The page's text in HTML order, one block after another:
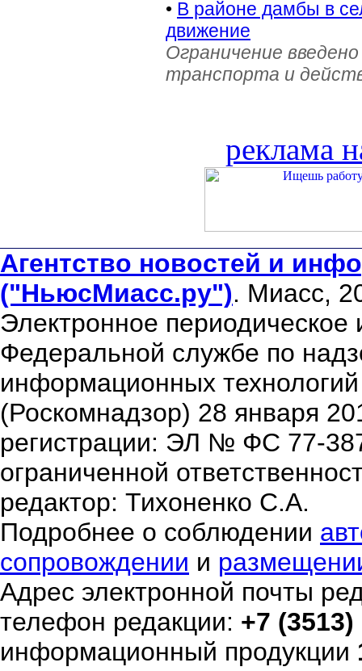
• В районе дамбы в
движение
Ограничение
транспорта и
реклама
Агентство новостей и
("НьюсМиасс.ру"). Миасс,
Электронное периодическое
Федеральной службе по
информационных
(Роскомнадзор) 28 января
регистрации: ЭЛ № ФС 77-
ограниченной
редактор: Тихоненко С.А.
Подробнее о соблюдении
сопровождении и
Адрес электронной почты
телефон редакции: +7
информационный продукции